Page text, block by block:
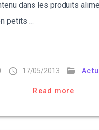
dans les produits
petits …
17/05/2013
Read more